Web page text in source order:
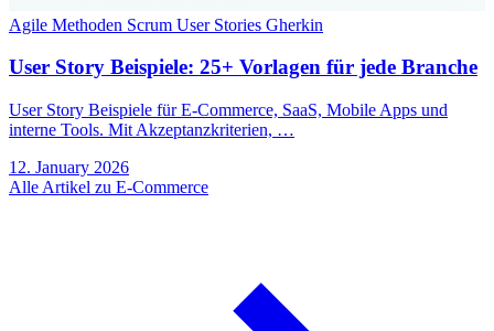
Agile Methoden Scrum User Stories Gherkin
User Story Beispiele: 25+ Vorlagen für jede Branche
User Story Beispiele für E-Commerce, SaaS, Mobile Apps und
interne Tools. Mit Akzeptanzkriterien, …
12. January 2026
Alle Artikel zu E-Commerce